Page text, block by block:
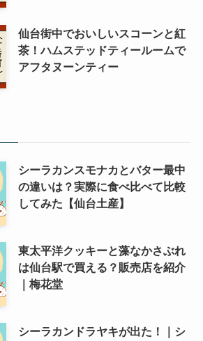
仙台街中でおいしいスコーンと紅
茶！ハムステッドティールームで
アフタヌーンティー
シーラカンスモナカとバター最中
の違いは？実際に食べ比べて比較
してみた【仙台土産】
東太平洋クッキーと藻なかさぶれ
は仙台駅で買える？販売店を紹介
｜梅花堂
シーラカンドラヤキが出た！｜シ